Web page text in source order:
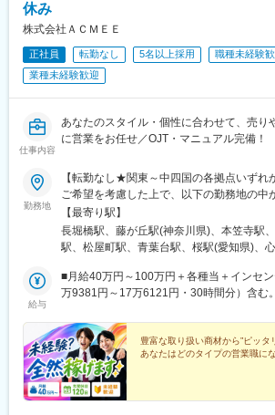
休み
株式会社ＡＣＭＥＥ
正社員 転勤なし 5名以上採用
職種未経験
業種未経験歓迎
仕事内容
あなたのスタイル・個性に合わせて、売り
に営業をお任せ／OJT・マニュアル完備！
勤務地
【転勤なし★関東～中四国の各拠点いず
ご希望を考慮した上で、以下の勤務地の中
阪本社】大阪市中央区島之内1-21-19 オリ
4F・大阪メトロ御堂筋線「心斎橋」駅より
各線「長堀橋」駅より徒歩1分【拠点】★リ
市中央区島之内1-21-19オリエンタル堺筋
門・埼玉県朝霧市上内間木262-5・神奈川
大阪府豊中市利倉東2丁目17-13 SSGP・
県福山市南手城町1-3-1
【最寄り駅】
長堀橋駅、藤が丘駅(神奈川県)、本笠寺駅
駅、松屋町駅、青葉台駅、桜駅(愛知県)、
給与
■月給40万円～100万円＋各種当＋インセ
万9381円～17万6121円・30時間分）含む
（入社9ヶ月／求人営業／27歳） └内訳
収115万円（入社1年・害獣駆除営業） └
円■月収100万円（入社6ヶ月／リサイクル
歩合60万円
豊富な取り扱い商材から”ピッタ
あなたはどのタイプの営業職に